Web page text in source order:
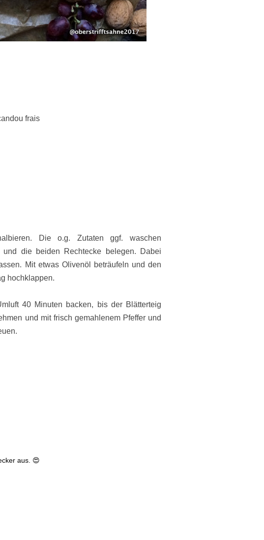
frais
Die o.g. Zutaten ggf. waschen
und die beiden Rechtecke belegen. Dabei
Mit etwas Olivenöl beträufeln und den
hochklappen.
40 Minuten backen, bis der Blätterteig
und mit frisch gemahlenem Pfeffer und
aus. 😍